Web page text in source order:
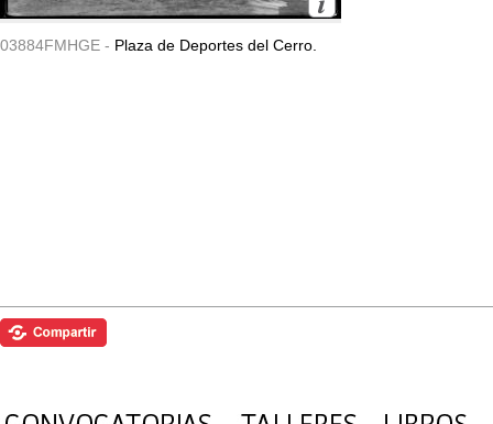
03884FMHGE - Plaza de Deportes del Cerro.